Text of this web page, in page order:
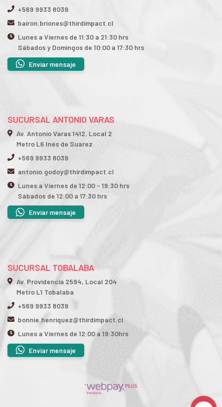
+569 9933 8039
bairon.briones@thirdimpact.cl
Lunes a Viernes de 11:30 a 21:30 hrs
Sábados y Domingos de 10:00 a 17:30 hrs
Enviar mensaje
SUCURSAL ANTONIO VARAS
Av. Antonio Varas 1412, Local 2
Metro L6 Inés de Suarez
+569 9933 8039
antonio.godoy@thirdimpact.cl
Lunes a Viernes de 12:00 - 19:30 hrs
Sábados de 12:00 a 17:30 hrs
Enviar mensaje
SUCURSAL TOBALABA
Av. Providencia 2594, Local 204
Metro L1 Tobalaba
+569 9933 8039
bonnie.henriquez@thirdimpact.cl
Lunes a Viernes de 12:00 a 19:30hrs
Enviar mensaje